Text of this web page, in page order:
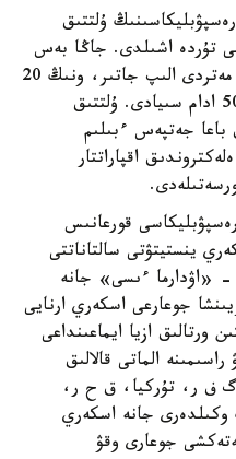
رەسپۋبليكاسىنىڭ ۇلتتىق
تۇردە اشىلدى. جاڭا بەس
قاباتتى كىتاپحانا 15 مىڭ شارشى مەتردى الىپ جاتىر، ونىڭ 20
وقىرماندار زالىنا ءبىر مەزگىلدە 500 ادام سىيادى. ۇلتتىق
جۋىق باعا جەتپەس ءبىلىم
اقپاراتتار
رەسپۋبليكاسى قورعانىس
ينستيتۋتى سالتاناتتى
«اۋدارما ءىسى» جانە
جوعارعى اسكەري ارنايى
ورتالىق ازيا ايماعىنداعى
الماتى قالالىق
ف ر، تۇركيا، ق ح ر،
وكىلدەرى جانە اسكەري
جوعارى وقۋ